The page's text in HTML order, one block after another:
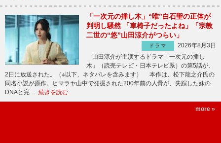
「一次元の挿し木」“唯”白石聖の正体が
判明し騒然 「車椅子だったよね」「宗教
二世の“悠”山田涼介がつらい」
ドラマ
2026年8月3日
山田涼介が主演するドラマ「一次元の挿し
木」（読売テレビ・日本テレビ系）の第5話が、
2日に放送された。（※以下、ネタバレを含みます） 本作は、松下龍之介氏の
同名小説が原作。ヒマラヤ山中で発掘された200年前の人骨が、失踪した妹の
DNAと完 … 続きを読む
more »